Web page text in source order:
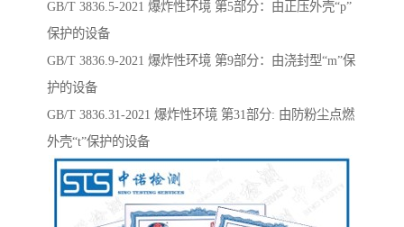
GB/T 3836.5-2021 爆炸性环境 第5部分：由正压外壳“p”
保护的设备
GB/T 3836.9-2021 爆炸性环境 第9部分：由浇封型“m”保
护的设备
GB/T 3836.31-2021 爆炸性环境 第31部分: 由防粉尘点燃
外壳“t”保护的设备